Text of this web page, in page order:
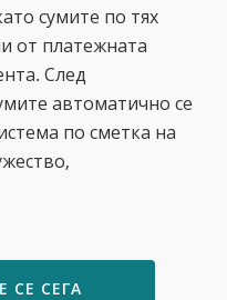
сумите по тях
от платежната
След
автоматично се
по сметка на
СЕ СЕГА